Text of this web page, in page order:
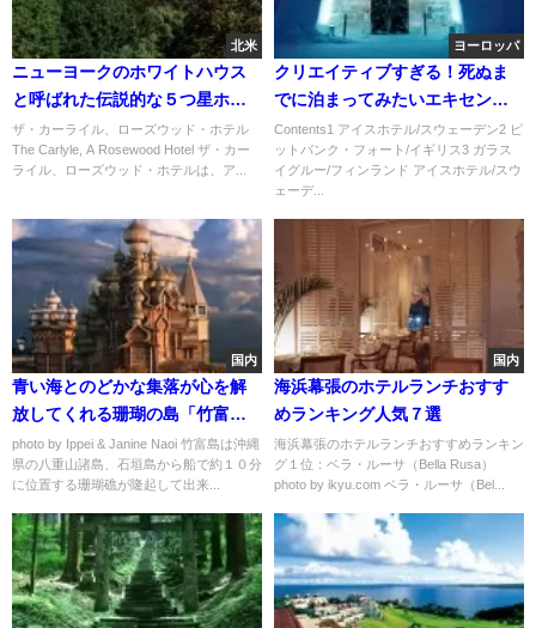
北米
ニューヨークのホワイトハウス
と呼ばれた伝説的な５つ星ホテ
ル「ザ・カーライル、ローズウ
ッド・ホテル」
ザ・カーライル、ローズウッド・ホテル
The Carlyle, A Rosewood Hotel ザ・カー
ライル、ローズウッド・ホテルは、ア...
ヨーロッパ
クリエイティブすぎる！死ぬま
でに泊まってみたいエキセント
リックホテル５選
Contents1 アイスホテル/スウェーデン2 ピ
ットバンク・フォート/イギリス3 ガラス
イグルー/フィンランド アイスホテル/スウ
ェーデ...
国内
青い海とのどかな集落が心を解
放してくれる珊瑚の島「竹富
島」
photo by Ippei & Janine Naoi 竹富島は沖縄
県の八重山諸島、石垣島から船で約１０分
に位置する珊瑚礁が隆起して出来...
国内
海浜幕張のホテルランチおすす
めランキング人気７選
海浜幕張のホテルランチおすすめランキン
グ１位：ベラ・ルーサ（Bella Rusa）
photo by ikyu.com ベラ・ルーサ（Bel...